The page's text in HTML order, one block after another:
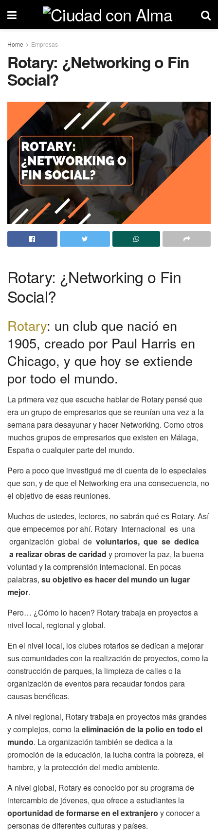
Home Empresas
Rotary: ¿Networking o Fin
Social?
Rotary: ¿Networking o Fin
Social?
Rotary: un club que nació en
1905, creado por Paul Harris en
Chicago, y que hoy se extiende
por todo el mundo.
La primera vez que escuche hablar de Rotary pensé que
era un grupo de empresarios que se reunían una vez a la
semana para desayunar y hacer Networking. Como otros
muchos grupos de empresarios que existen en Málaga,
España o cualquier parte del mundo.
Pero a poco que investigué me di cuenta de lo especiales
que son, y de que el Networking era una consecuencia, no
el objetivo de esas reuniones.
Muchos de ustedes, lectores, no sabrán qué es Rotary. Así
que empecemos por ahí. Rotary Internacional es una
organización global de voluntarios, que se dedica
a realizar obras de caridad y promover la paz, la buena
voluntad y la comprensión internacional. En pocas
palabras, su objetivo es hacer del mundo un lugar
mejor.
Pero… ¿Cómo lo hacen? Rotary trabaja en proyectos a
nivel local, regional y global.
En el nivel local, los clubes rotarios se dedican a mejorar
sus comunidades con la realización de proyectos, como la
construcción de parques, la limpieza de calles o la
organización de eventos para recaudar fondos para
causas benéficas.
A nivel regional, Rotary trabaja en proyectos más grandes
y complejos, como laeliminación de la polio en todo el
mundo. La organización también se dedica a la
promoción de la educación, la lucha contra la pobreza, el
hambre, y la protección del medio ambiente.
A nivel global, Rotary es conocido por su programa de
intercambio de jóvenes, que ofrece a estudiantes la
oportunidad de formarse en el extranjero y conocer a
personas de diferentes culturas y países.